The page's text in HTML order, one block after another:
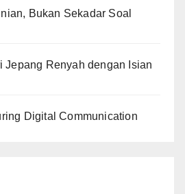
Bukan Sekadar Soal
Jepang Renyah dengan Isian
Digital Communication